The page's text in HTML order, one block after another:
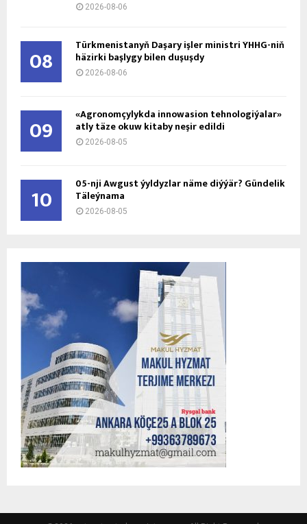
2026-08-06
08 Türkmenistanyň Daşary işler ministri ÝHHG-niň
häzirki başlygy bilen duşuşdy
2026-08-06
09 «Agronomçylykda innowasion tehnologiýalar»
atly täze okuw kitaby neşir edildi
2026-08-05
10 05-nji Awgust ýyldyzlar näme diýýär? Gündelik
Täleýnama
2026-08-05